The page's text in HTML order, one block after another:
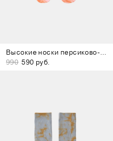
Высокие носки персиково-розовые
990 590 руб.